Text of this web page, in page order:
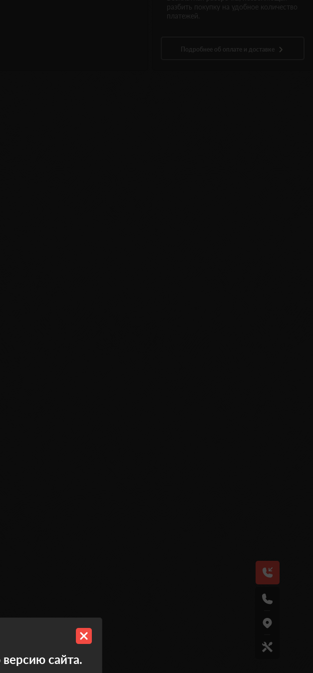
разбить покупку на удобное количество
платежей.
Подробнее об оплате и доставке
сайта.